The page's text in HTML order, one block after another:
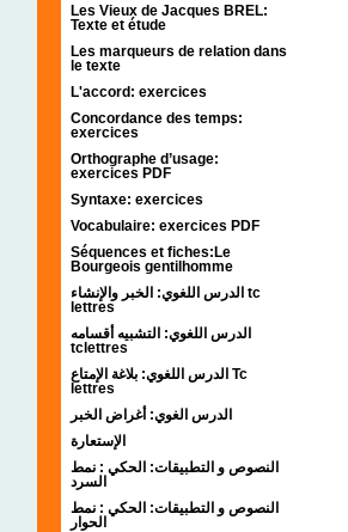
Les Vieux de Jacques BREL:
Texte et étude
Les marqueurs de relation dans
le texte
L'accord: exercices
Concordance des temps:
exercices
Orthographe d’usage:
exercices PDF
Syntaxe: exercices
Vocabulaire: exercices PDF
Séquences et fiches:Le
Bourgeois gentilhomme
الدرس اللغوي: الخبر والإنشاء tc
lettres
الدرس اللغوي: التشبيه أقسامه
tclettres
الدرس اللغوي: بلاغة الإمتاع Tc
lettres
الدرس الغوي: أغراض الخبر
الإستعارة
النصوص و التطبيقات: الحكي : نمط
السرد
النصوص و التطبيقات: الحكي : نمط
الحوار